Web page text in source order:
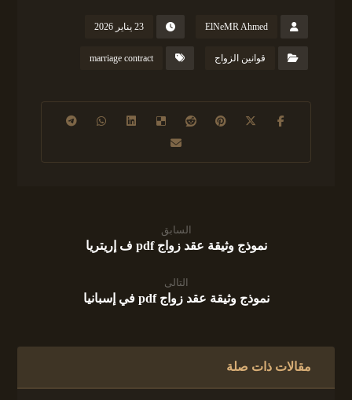
ElNeMR Ahmed 23 يناير 2026
قوانين الزواج marriage contract
السابق
نموذج وثيقة عقد زواج pdf ف إريتريا
التالى
نموذج وثيقة عقد زواج pdf في إسبانيا
مقالات ذات صلة